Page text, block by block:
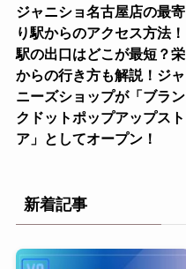
ジャニショ名古屋店の最寄
り駅からのアクセス方法！
駅の出口はどこが最短？栄
からの行き方も解説！ジャ
ニーズショップが「ブラン
クドットポップアップスト
ア」としてオープン！
新着記事